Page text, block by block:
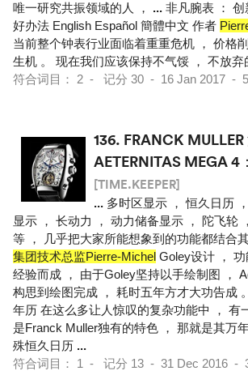
唯一研究共振领域的人 ， ... 非凡腕表 ：
好办法 English Español 簡體中文 作者
当前整个钟表行业面临着重重危机 ， 价格
生机 。 现在我们应该保持不气馁 ， 不放弃
符合词目： 2 - 记分 30 - 16 Jan 2017 -
136. FRANCK MULLER
AETERNITAS MEGA 4
[TIME.KEEPER]
... 多时区显示 ， 恒久日历
显示 ， 长动力 ， 动力储备显示 ， 陀飞轮
等 ， 几乎把大家所能想象到的功能都结合
集团技术总监Pierre-Michel Goley设计 ，
经验而成 ， 由于Goley坚持以手绘制图 ，
构思到绘图完成 ， 耗时五年方才大功告成
年历 在这么多让人惊叹的复杂功能中 ， 有
是Franck Muller独有的特色 ， 那就是其万
殊恒久日历 ...
符合词目： 1 - 记分 13 - 31 Dec 2016 -